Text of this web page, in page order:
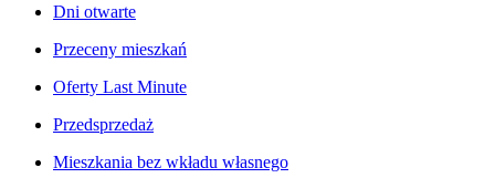
Dni otwarte
Przeceny mieszkań
Oferty Last Minute
Przedsprzedaż
Mieszkania bez wkładu własnego